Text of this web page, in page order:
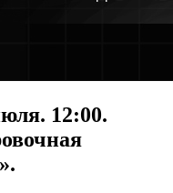
12:00.